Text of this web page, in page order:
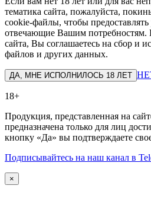
тематика сайта, пожалуйста,
cookie-файлы, чтобы предоставлять
отвечающие Вашим потребностям.
сайта, Вы соглашаетесь на сбор и
файлов и других данных.
ДА, МНЕ ИСПОЛНИЛОСЬ 18 ЛЕТ
18+
Продукция, представленная на
предназначена только для лиц
кнопку «Да» вы подтверждаете
Подписывайтесь на наш канал в
×